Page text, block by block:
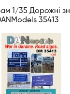
1/35 Дорожні
35413